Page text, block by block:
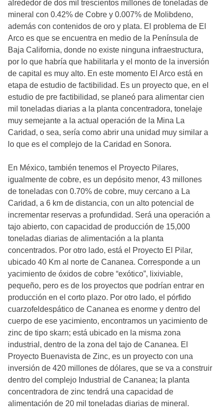
alrededor de dos mil trescientos millones de toneladas de
mineral con 0.42% de Cobre y 0.007% de Molibdeno,
además con contenidos de oro y plata. El problema de El
Arco es que se encuentra en medio de la Península de
Baja California, donde no existe ninguna infraestructura,
por lo que habría que habilitarla y el monto de la inversión
de capital es muy alto. En este momento El Arco está en
etapa de estudio de factibilidad. Es un proyecto que, en el
estudio de pre factibilidad, se planeó para alimentar cien
mil toneladas diarias a la planta concentradora, tonelaje
muy semejante a la actual operación de la Mina La
Caridad, o sea, sería como abrir una unidad muy similar a
lo que es el complejo de la Caridad en Sonora.
En México, también tenemos el Proyecto Pilares,
igualmente de cobre, es un depósito menor, 43 millones
de toneladas con 0.70% de cobre, muy cercano a La
Caridad, a 6 km de distancia, con un alto potencial de
incrementar reservas a profundidad. Será una operación a
tajo abierto, con capacidad de producción de 15,000
toneladas diarias de alimentación a la planta
concentrados. Por otro lado, está el Proyecto El Pilar,
ubicado 40 Km al norte de Cananea. Corresponde a un
yacimiento de óxidos de cobre “exótico”, lixiviable,
pequeño, pero es de los proyectos que podrían entrar en
producción en el corto plazo. Por otro lado, el pórfido
cuarzofeldespático de Cananea es enorme y dentro del
cuerpo de ese yacimiento, encontramos un yacimiento de
zinc de tipo skarn; está ubicado en la misma zona
industrial, dentro de la zona del tajo de Cananea. El
Proyecto Buenavista de Zinc, es un proyecto con una
inversión de 420 millones de dólares, que se va a construir
dentro del complejo Industrial de Cananea; la planta
concentradora de zinc tendrá una capacidad de
alimentación de 20 mil toneladas diarias de mineral.